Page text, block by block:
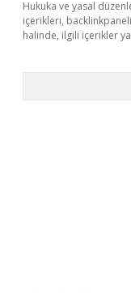
Hukuka ve yasal
içerikleri,
halinde, ilgili içerikler